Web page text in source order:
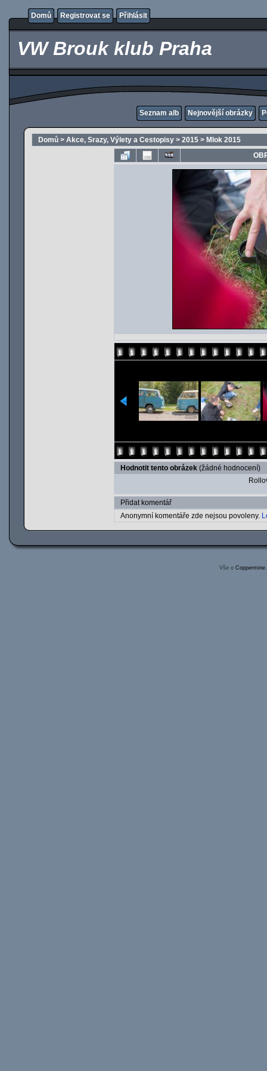
Domů Registrovat se Přihlásit
VW Brouk klub Praha
Seznam alb Nejnovější obrázky
Domů > Akce, Srazy, Výlety a Cestopisy > 2015 > Mlok 2015
Hodnotit tento obrázek (žádné hodnocení)
Přidat komentář
Anonymní komentáře zde nejsou povoleny.
Vše o Coppermine